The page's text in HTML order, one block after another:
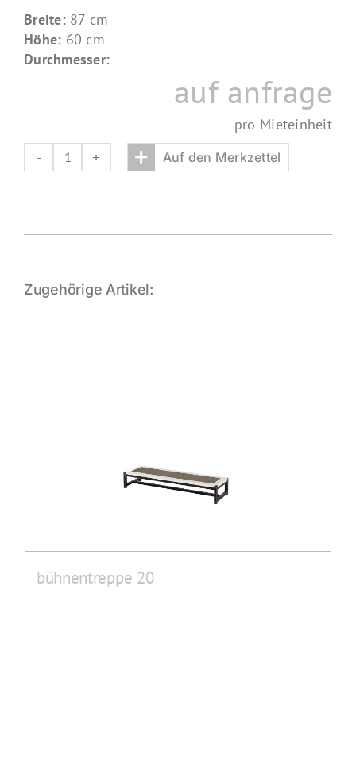
Breite: 87 cm
Höhe: 60 cm
Durchmesser: -
auf anfrage
pro Mieteinheit
bühnentreppe
+ Auf den Merkzettel
Zugehörige Artikel:
bühnentreppe 20